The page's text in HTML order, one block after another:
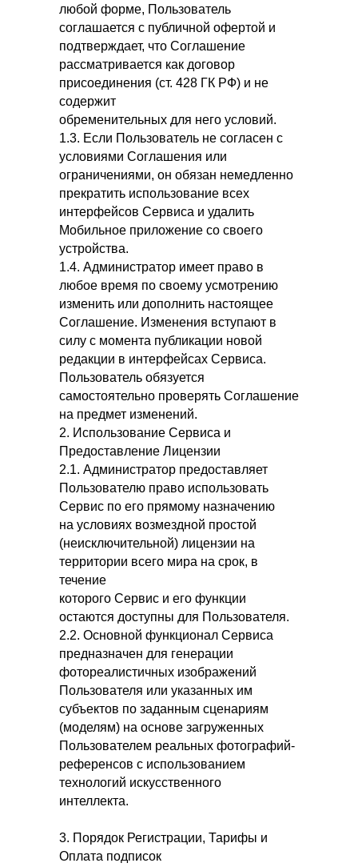
любой форме, Пользователь
соглашается с публичной офертой и
подтверждает, что Соглашение
рассматривается как договор
присоединения (ст. 428 ГК РФ) и не
содержит
обременительных для него условий.
1.3. Если Пользователь не согласен с
условиями Соглашения или
ограничениями, он обязан немедленно
прекратить использование всех
интерфейсов Сервиса и удалить
Мобильное приложение со своего
устройства.
1.4. Администратор имеет право в
любое время по своему усмотрению
изменить или дополнить настоящее
Соглашение. Изменения вступают в
силу с момента публикации новой
редакции в интерфейсах Сервиса.
Пользователь обязуется
самостоятельно проверять Соглашение
на предмет изменений.
2. Использование Сервиса и
Предоставление Лицензии
2.1. Администратор предоставляет
Пользователю право использовать
Сервис по его прямому назначению
на условиях возмездной простой
(неисключительной) лицензии на
территории всего мира на срок, в
течение
которого Сервис и его функции
остаются доступны для Пользователя.
2.2. Основной функционал Сервиса
предназначен для генерации
фотореалистичных изображений
Пользователя или указанных им
субъектов по заданным сценариям
(моделям) на основе загруженных
Пользователем реальных фотографий-
референсов с использованием
технологий искусственного
интеллекта.
3. Порядок Регистрации, Тарифы и
Оплата подписок